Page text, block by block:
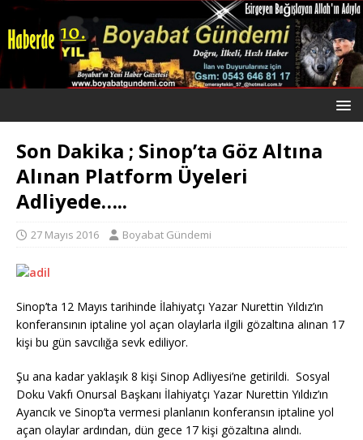
Son Dakika ; Sinop’ta Göz Altına
Alınan Platform Üyeleri
Adliyede…..
27 Mayıs 2016 Boyabat Gündemi
Sinop’ta 12 Mayıs tarihinde İlahiyatçı Yazar Nurettin Yıldız’ın
konferansının iptaline yol açan olaylarla ilgili gözaltına alınan 17
kişi bu gün savcılığa sevk ediliyor.
Şu ana kadar yaklaşık 8 kişi Sinop Adliyesi’ne getirildi. Sosyal
Doku Vakfı Onursal Başkanı İlahiyatçı Yazar Nurettin Yıldız’ın
Ayancık ve Sinop’ta vermesi planlanın konferansın iptaline yol
açan olaylar ardından, dün gece 17 kişi gözaltına alındı.